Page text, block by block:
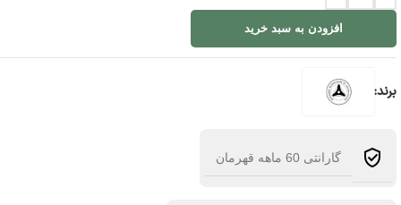
افزودن به سبد خرید
برند:
گارانتی 60 ماهه قهرمان